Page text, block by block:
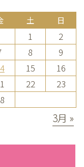
土 日
1
2
8
9
15
16
22
23
3月 »